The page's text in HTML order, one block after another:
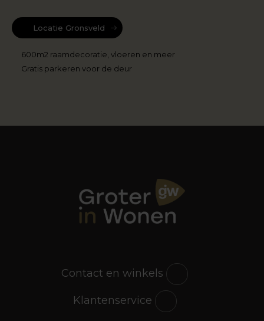
Locatie Gronsveld
600m2 raamdecoratie, vloeren en meer
Gratis parkeren voor de deur
Contact en winkels
Klantenservice